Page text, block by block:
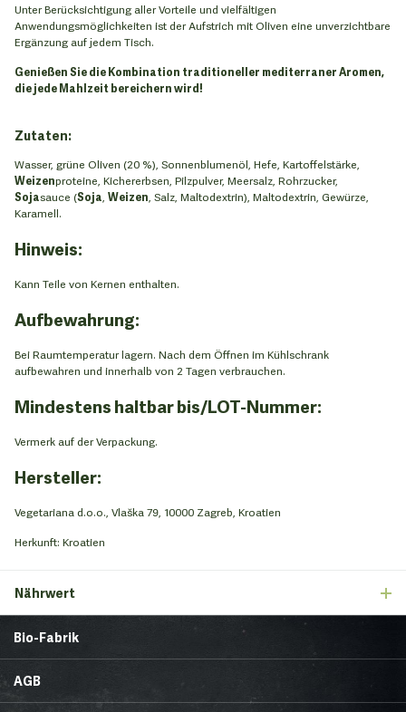
Unter Berücksichtigung aller Vorteile und vielfältigen
Anwendungsmöglichkeiten ist der Aufstrich mit Oliven eine unverzichtbare
Ergänzung auf jedem Tisch.
Genießen Sie die Kombination traditioneller mediterraner Aromen,
die jede Mahlzeit bereichern wird!
Zutaten:
Wasser, grüne Oliven (20 %), Sonnenblumenöl, Hefe, Kartoffelstärke,
Weizenproteine, Kichererbsen, Pilzpulver, Meersalz, Rohrzucker,
Sojasauce (Soja Weizen , Salz, Maltodextrin), Maltodextrin, Gewürze,
Karamell.
Hinweis:
Kann Teile von Kernen enthalten.
Aufbewahrung:
Bei Raumtemperatur lagern. Nach dem Öffnen im Kühlschrank
aufbewahren und innerhalb von 2 Tagen verbrauchen.
Mindestens haltbar bis/LOT-Nummer:
Vermerk auf der Verpackung.
Hersteller:
Vegetariana d.o.o., Vlaška 79, 10000 Zagreb, Kroatien
Herkunft: Kroatien
Nährwert
Bio-Fabrik
News
AGB